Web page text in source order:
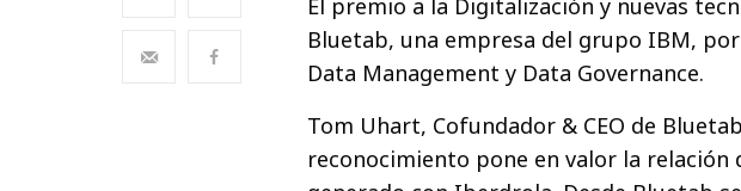
El premio a la Digitalización y nuevas
Bluetab, una empresa del grupo IBM,
Data Management y Data Governance.
Tom Uhart, Cofundador & CEO de
reconocimiento pone en valor la relación